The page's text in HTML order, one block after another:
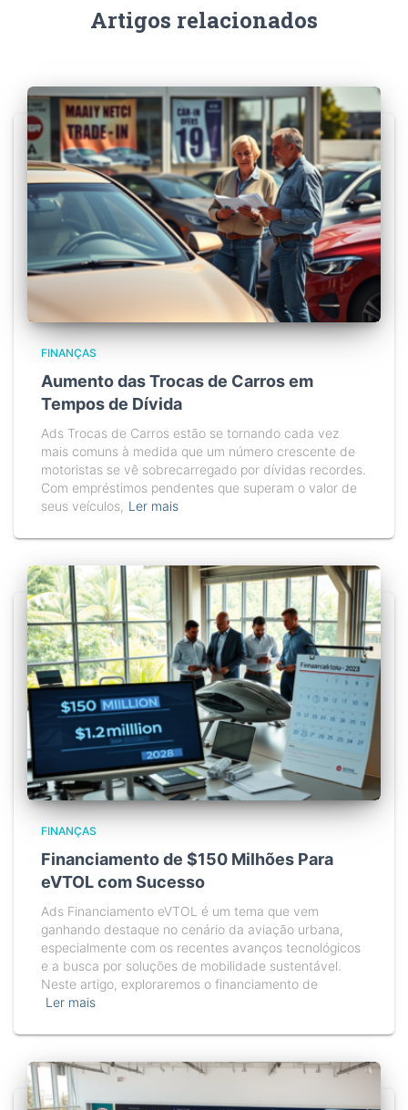
Artigos relacionados
FINANÇAS
Aumento das Trocas de Carros em
Tempos de Dívida
Ads Trocas de Carros estão se tornando cada vez
mais comuns à medida que um número crescente de
motoristas se vê sobrecarregado por dívidas recordes.
Com empréstimos pendentes que superam o valor de
seus veículos, Ler mais
FINANÇAS
Financiamento de $150 Milhões Para
eVTOL com Sucesso
Ads Financiamento eVTOL é um tema que vem
ganhando destaque no cenário da aviação urbana,
especialmente com os recentes avanços tecnológicos
e a busca por soluções de mobilidade sustentável.
Neste artigo, exploraremos o financiamento de
Ler mais